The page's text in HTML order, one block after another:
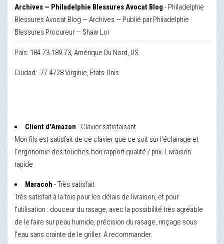
Archives — Philadelphie Blessures Avocat Blog - Philadelphie
Blessures Avocat Blog — Archives — Publié par Philadelphie
Blessures Procureur — Shaw Loi
País: 184.73.189.73, Amérique Du Nord, US
Ciudad: -77.4728 Virginie, États-Unis
Client d'Amazon - Clavier satisfaisant
Mon fils est satisfait de ce clavier que ce soit sur l'éclairage et
l'ergonomie des touches.bon rapport qualité / prix. Livraison
rapide
Maracoh - Très satisfait
Très satisfait à la fois pour les délais de livraison, et pour
l'utilisation : douceur du rasage, avec la possibilité très agréable
de le faire sur peau humide, précision du rasage, rinçage sous
l'eau sans crainte de le griller. A recommander.